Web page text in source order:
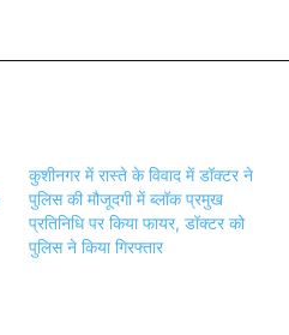
कुशीनगर में रास्ते के विवाद में डॉक्टर ने
पुलिस की मौजूदगी में ब्लॉक प्रमुख
प्रतिनिधि पर किया फायर, डॉक्टर को
पुलिस ने किया गिरफ्तार